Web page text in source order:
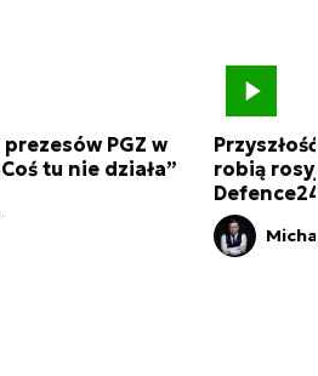
PGZ w
tu nie działa”
robią